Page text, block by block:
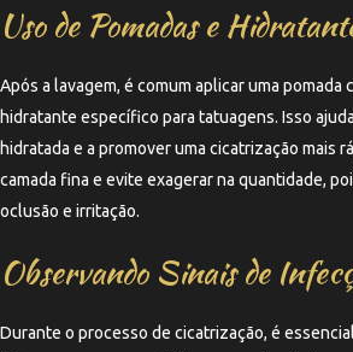
Uso de Pomadas e
Após a lavagem, é comum aplicar uma pomada
hidratante específico para tatuagens. Isso
hidratada e a promover uma cicatrização mais
camada fina e evite exagerar na quantidade,
oclusão e irritação.
Observando Sinais de
Durante o processo de cicatrização, é